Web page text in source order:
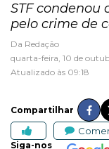
STF condenou
pelo crime de
Da Redação
quarta-feira, 10 de
Atualizado às 09:18
Compartilhar
Siga-nos